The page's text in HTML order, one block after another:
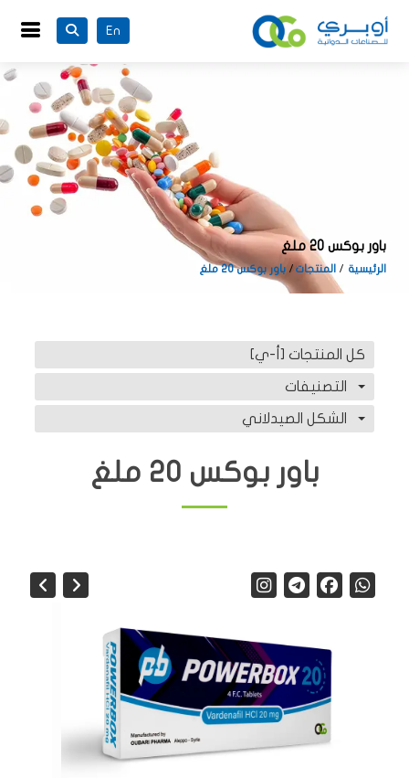
En
باور بوكس 20 ملغ
الرئيسية المنتجات باور بوكس 20 ملغ
كل المنتجات [أ-ي]
التصنيفات
الشكل الصيدلاني
باور بوكس 20 ملغ